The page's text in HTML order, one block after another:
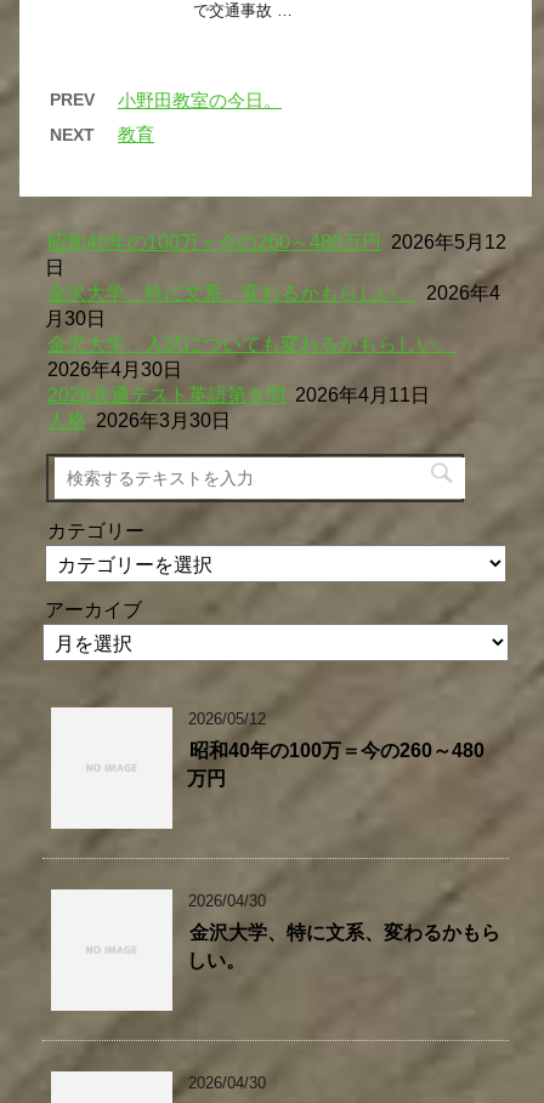
で交通事故 …
PREV 小野田教室の今日。
NEXT 教育
昭和40年の100万＝今の260～480万円
2026年5月12
日
金沢大学、特に文系、変わるかもらしい。
2026年4
月30日
金沢大学、入試についても変わるかもらしい。
2026年4月30日
2026共通テスト英語第８問 2026年4月11日
人格 2026年3月30日
カテゴリー
アーカイブ
2026/05/12
昭和40年の100万＝今の260～480
万円
2026/04/30
金沢大学、特に文系、変わるかもら
しい。
2026/04/30